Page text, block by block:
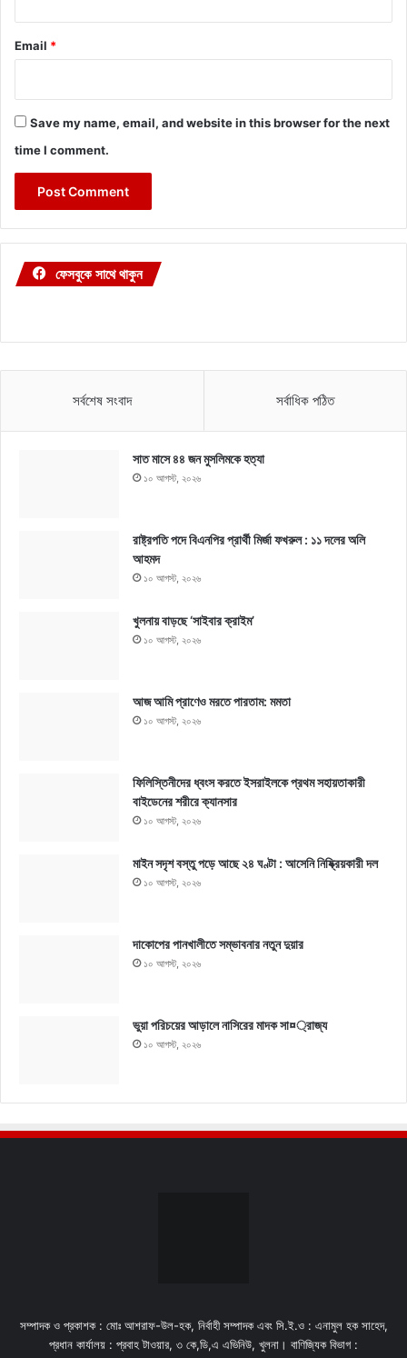
Email *
Save my name, email, and website in this browser for the next
time I comment.
ফেসবুকে সাথে থাকুন
সর্বশেষ সংবাদ সর্বাধিক পঠিত
সাত মাসে ৪৪ জন মুসলিমকে হত্যা
১০ আগস্ট, ২০২৬
রাষ্ট্রপতি পদে বিএনপির প্রার্থী মির্জা ফখরুল : ১১ দলের অলি
আহমদ
১০ আগস্ট, ২০২৬
খুলনায় বাড়ছে ‘সাইবার ক্রাইম’
১০ আগস্ট, ২০২৬
আজ আমি প্রাণেও মরতে পারতাম: মমতা
১০ আগস্ট, ২০২৬
ফিলিস্তিনীদের ধ্বংস করতে ইসরাইলকে প্রথম সহায়তাকারী
বাইডেনের শরীরে ক্যানসার
১০ আগস্ট, ২০২৬
মাইন সদৃশ বস্তু পড়ে আছে ২৪ ঘণ্টা : আসেনি নিষ্ক্রিয়কারী দল
১০ আগস্ট, ২০২৬
দাকোপের পানখালীতে সম্ভাবনার নতুন দুয়ার
১০ আগস্ট, ২০২৬
ভুয়া পরিচয়ের আড়ালে নাসিরের মাদক সা¤্রাজ্য
১০ আগস্ট, ২০২৬
সম্পাদক ও প্রকাশক : মোঃ আশরাফ-উল-হক, নির্বাহী সম্পাদক এবং সি.ই.ও : এনামুল হক সাহেদ,
প্রধান কার্যালয় : প্রবাহ টাওয়ার, ৩ কে,ডি,এ এভিনিউ, খুলনা। বাণিজ্যিক বিভাগ :